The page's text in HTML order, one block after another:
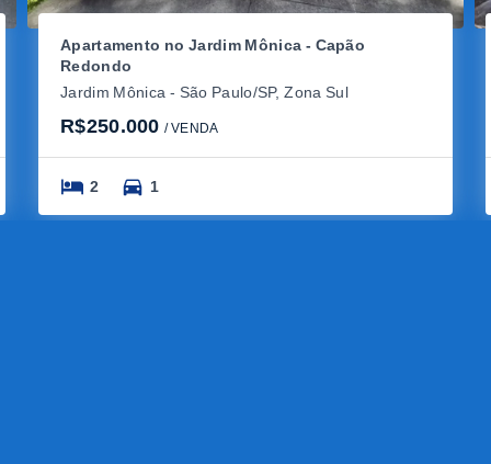
Apartamento no Jardim Mônica - Capão
Redondo
Jardim Mônica - São Paulo/SP, Zona Sul
R$250.000 / VENDA
2 1